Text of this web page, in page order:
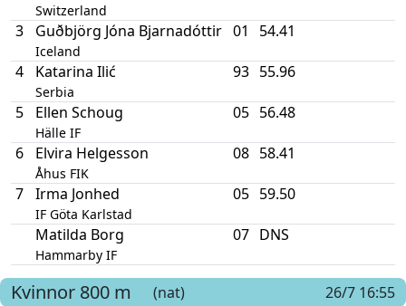
Switzerland
3 Guðbjörg Jóna Bjarnadóttir
Iceland
01 54.41
4 Katarina Ilić
Serbia
93 55.96
5 Ellen Schoug
Hälle IF
05 56.48
6 Elvira Helgesson
Åhus FIK
08 58.41
7 Irma Jonhed
IF Göta Karlstad
05 59.50
Matilda Borg
Hammarby IF
07 DNS
Kvinnor 800 m (nat)
26/7 16:55